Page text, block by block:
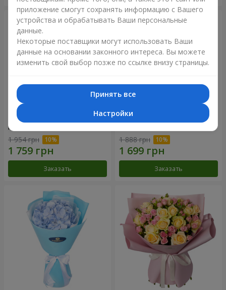
Композиция "Нежное
прикосновение"
1 954 грн
Заказать
Букет "Розовый вкус
1 888 грн
Заказать
приложение смогут сохранять информацию с Вашего
устройства и обрабатывать Ваши персональные
данные.
Некоторые поставщики могут использовать Ваши
данные на основании законного интереса. Вы можете
изменить свой выбор позже по ссылке внизу страницы.
Принять все
Настройки